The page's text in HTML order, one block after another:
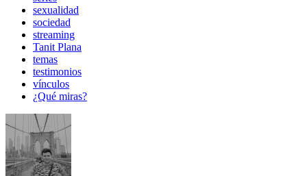
sexualidad
sociedad
streaming
Tanit Plana
temas
testimonios
vínculos
¿Qué miras?